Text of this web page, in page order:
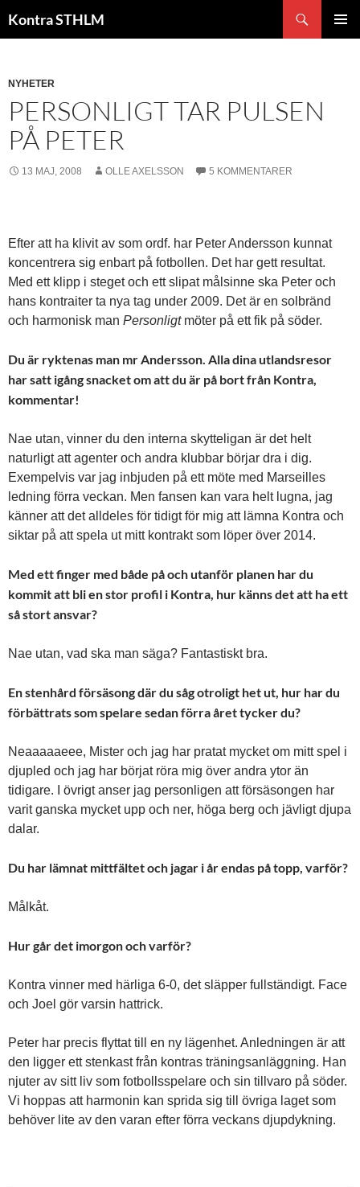
tillKontra STHLM
NYHETER
PERSONLIGT TAR PULSEN
PÅ PETER
13 MAJ, 2008 OLLE AXELSSON 5 KOMMENTARER
Efter att ha klivit av som ordf. har Peter Andersson kunnat
koncentrera sig enbart på fotbollen. Det har gett resultat.
Med ett klipp i steget och ett slipat målsinne ska Peter och
hans kontraiter ta nya tag under 2009. Det är en solbränd
och harmonisk man Personligtmöter på ett fik på söder.
Du är ryktenas man mr Andersson. Alla dina utlandsresor
har satt igång snacket om att du är på bort från Kontra,
kommentar!
Nae utan, vinner du den interna skytteligan är det helt
naturligt att agenter och andra klubbar börjar dra i dig.
Exempelvis var jag inbjuden på ett möte med Marseilles
ledning förra veckan. Men fansen kan vara helt lugna, jag
känner att det alldeles för tidigt för mig att lämna Kontra och
siktar på att spela ut mitt kontrakt som löper över 2014.
Med ett finger med både på och utanför planen har du
kommit att bli en stor profil i Kontra, hur känns det att ha ett
så stort ansvar?
Nae utan, vad ska man säga? Fantastiskt bra.
En stenhård försäsong där du såg otroligt het ut, hur har du
förbättrats som spelare sedan förra året tycker du?
Neaaaaaeee, Mister och jag har pratat mycket om mitt spel i
djupled och jag har börjat röra mig över andra ytor än
tidigare. I övrigt anser jag personligen att försäsongen har
varit ganska mycket upp och ner, höga berg och jävligt djupa
dalar.
Du har lämnat mittfältet och jagar i år endas på topp, varför?
Målkåt.
Hur går det imorgon och varför?
Kontra vinner med härliga 6-0, det släpper fullständigt. Face
och Joel gör varsin hattrick.
Peter har precis flyttat till en ny lägenhet. Anledningen är att
den ligger ett stenkast från kontras träningsanläggning. Han
njuter av sitt liv som fotbollsspelare och sin tillvaro på söder.
Vi hoppas att harmonin kan sprida sig till övriga laget som
behöver lite av den varan efter förra veckans djupdykning.